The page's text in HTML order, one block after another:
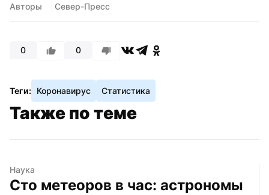
Авторы Север-Пресс
0 0
Теги: Коронавирус Статистика
Также по теме
Наука
Сто метеоров в час: астрономы